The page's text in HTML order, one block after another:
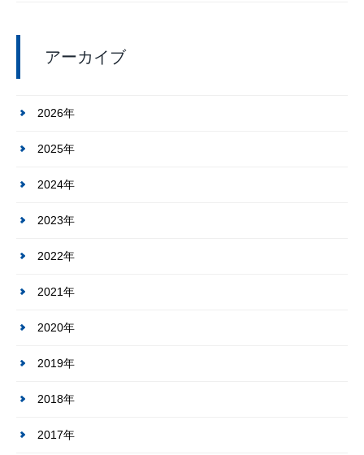
アーカイブ
2026年
2025年
2024年
2023年
2022年
2021年
2020年
2019年
2018年
2017年